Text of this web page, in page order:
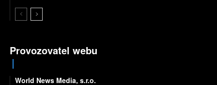
Provozovatel webu
World News Media, s.r.o.